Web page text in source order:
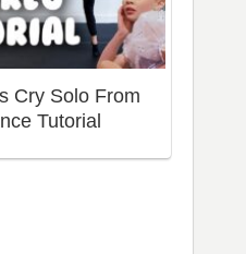
Cry Solo From
Tutorial